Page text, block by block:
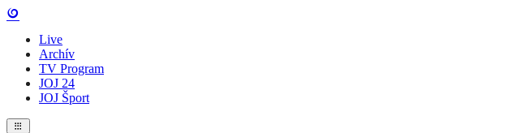
Live
Archív
TV Program
JOJ 24
JOJ Šport